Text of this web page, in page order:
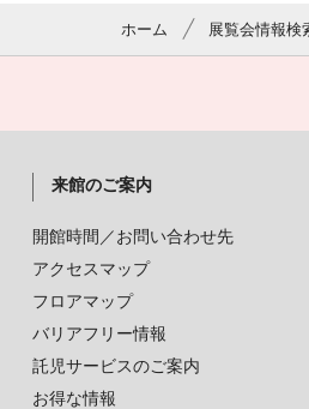
ホーム 展覧会情報検
来館のご案内
開館時間／お問い合わせ先
アクセスマップ
フロアマップ
バリアフリー情報
託児サービスのご案内
お得な情報